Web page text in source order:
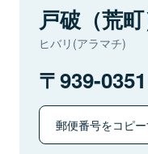
戸破（荒町
ヒバリ(アラマチ)
939-0351
郵便番号をコピ